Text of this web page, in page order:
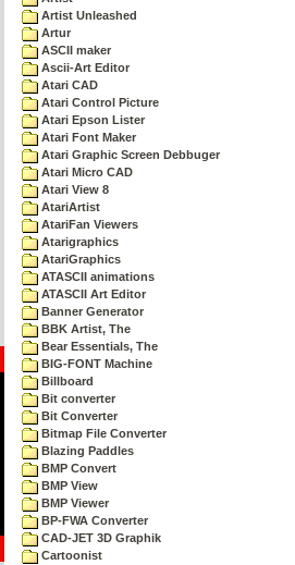
Artist Unleashed
Artur
ASCII maker
Ascii-Art Editor
Atari CAD
Atari Control Picture
Atari Epson Lister
Atari Font Maker
Atari Graphic Screen Debbuger
Atari Micro CAD
Atari View 8
AtariArtist
AtariFan Viewers
Atarigraphics
AtariGraphics
ATASCII animations
ATASCII Art Editor
Banner Generator
BBK Artist, The
Bear Essentials, The
BIG-FONT Machine
Billboard
Bit converter
Bit Converter
Bitmap File Converter
Blazing Paddles
BMP Convert
BMP View
BMP Viewer
BP-FWA Converter
CAD-JET 3D Graphik
Cartoonist